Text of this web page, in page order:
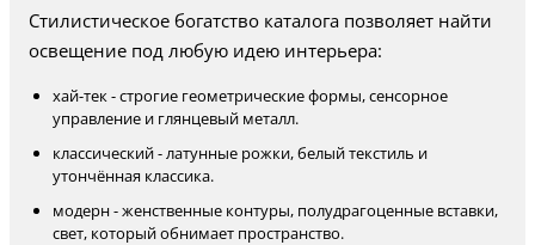
Стилистическое богатство каталога позволяет найти
освещение под любую идею интерьера:
хай-тек - строгие геометрические формы, сенсорное
управление и глянцевый металл.
классический - латунные рожки, белый текстиль и
утончённая классика.
модерн - женственные контуры, полудрагоценные вставки,
свет, который обнимает пространство.